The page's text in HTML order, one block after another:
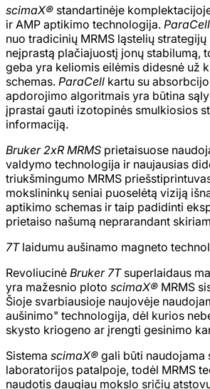
scimaX® standartinėje
ir AMP aptikimo technologija. ParaCell
nuo tradicinių MRMS ląstelių
neįprastą plačiajuostį jonų stabilumą,
geba yra keliomis eilėmis didesnė už
schemas. ParaCell kartu su
apdorojimo algoritmais yra būtina
įprastai gauti izotopinės smulkiosios
informaciją.
Bruker 2xR MRMS prietaisuose
valdymo technologija ir naujausias
triukšmingumo MRMS
mokslininkų seniai puoselėtą viziją
aptikimo schemas ir taip padidinti
prietaiso našumą neprarandant
7T laidumu aušinamo magneto
Revoliucinė Bruker 7T superlaidaus
yra mažesnio ploto scimaX® MRMS
Šioje svarbiausioje naujovėje
aušinimo" technologija, dėl kurios
skysto kriogeno ar įrengti gesinimo
Sistema scimaX® gali būti naudojama
laboratorijos patalpoje, todėl MRMS
naudotis daugiau mokslo sričių